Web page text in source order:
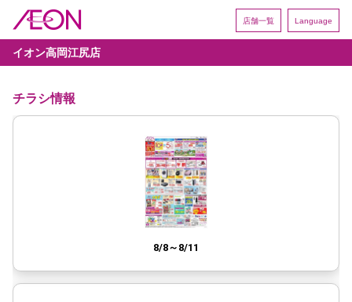
店舗一覧 Language
イオン高岡江尻店
チラシ情報